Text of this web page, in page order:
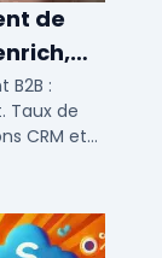
de
:
Taux de
CRM et
PME/ETI.